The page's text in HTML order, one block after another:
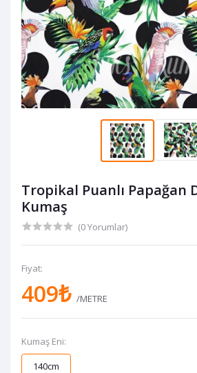
Tropikal Puanlı Papağan
Kumaş
(0 Yorumlar)
Fiyat:
409₺ /METRE
Kumaş Eni:
140cm